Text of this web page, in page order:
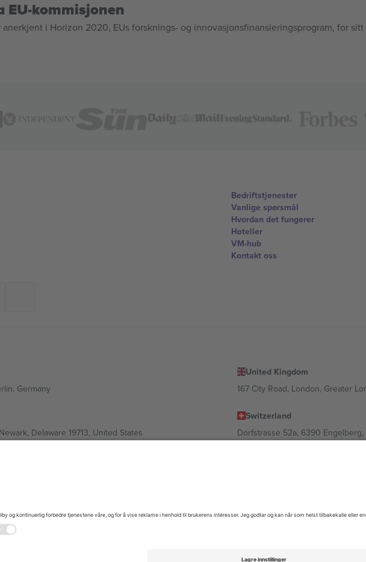
EU-kommisjonen
i Horizon 2020, EUs forsknings- og innovasjonsfinansieringsprogram, for sitt
Bedriftstjenester
Vanlige spørsmål
Hvordan det fungerer
Hoteller
VM-hub
Kontakt oss
Germany
United Kingdom
167 City Road, London, Greater
Delaware 19713, United States
Switzerland
Dorfstrasse 52a, 6390 Engelberg,
53-55, 1606 Sofia, Bulgaria
Cuauhtémoc, 06700 Ciudad de México, CDMX, Mexico
reservert.